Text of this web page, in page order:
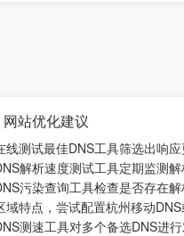
站优化建议
线测试最佳DNS工具筛选出响
解析速度测试工具定期监测
污染查询工具检查是否存在
域特点，尝试配置杭州移动
测速工具对多个备选DNS进